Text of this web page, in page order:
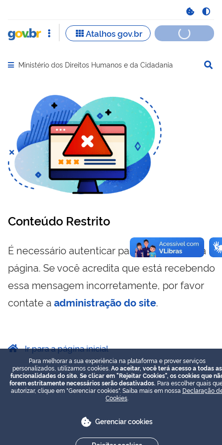
Abrir menu principal de navegação
Ministério dos Direitos Humanos e da Cidadania
Conteúdo Restrito
É necessário autenticar para visualizar essa
página. Se você acredita que está recebendo
essa mensagem incorretamente, por favor
contate a administração do site.
Ir para a página inicial
Para melhorar a sua experiência na plataforma e prover serviços
personalizados, utilizamos cookies. Ao aceitar, você terá acesso a todas as
funcionalidades do site. Se clicar em "Rejeitar Cookies", os cookies que
forem estritamente necessários serão desativados. Para escolher quais
autorizar, clique em "Gerenciar cookies". Saiba mais em nossa Declaração
Cookies
Gerenciar cookies